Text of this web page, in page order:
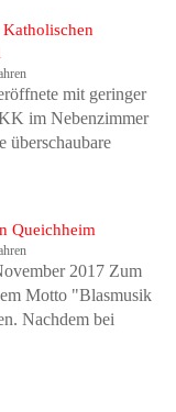
Katholischen
mit geringer
im Nebenzimmer
überschaubare
Queichheim
2017 Zum
Motto "Blasmusik
Nachdem bei